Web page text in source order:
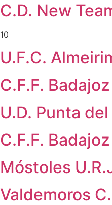
C.D. New
10
U.F.C.
C.F.F.
U.D. Punta
C.F.F.
Móstoles
Valdemoros